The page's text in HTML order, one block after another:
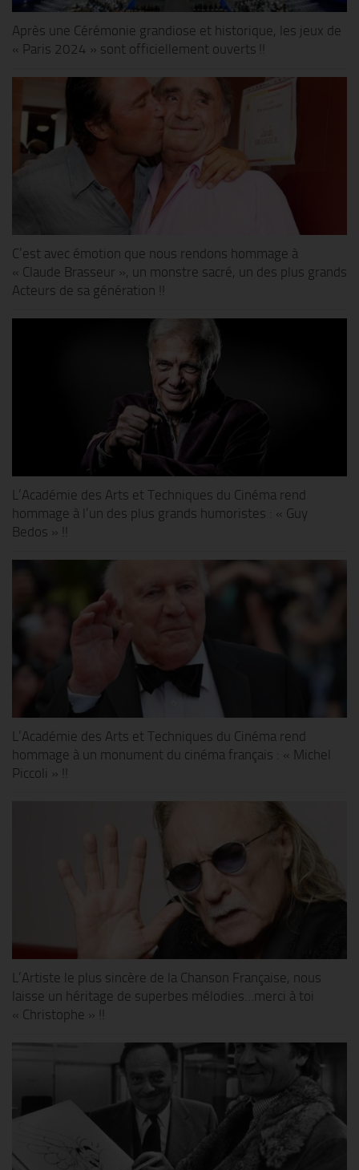
Après une Cérémonie grandiose et historique, les jeux de
« Paris 2024 » sont officiellement ouverts !!
C’est avec émotion que nous rendons hommage à
« Claude Brasseur », un monstre sacré, un des plus grands
Acteurs de sa génération !!
L’Académie des Arts et Techniques du Cinéma rend
hommage à l’un des plus grands humoristes : « Guy
Bedos » !!
L’Académie des Arts et Techniques du Cinéma rend
hommage à un monument du cinéma français : « Michel
Piccoli » !!
L’Artiste le plus sincère de la Chanson Française, nous
laisse un héritage de superbes mélodies…merci à toi
« Christophe » !!